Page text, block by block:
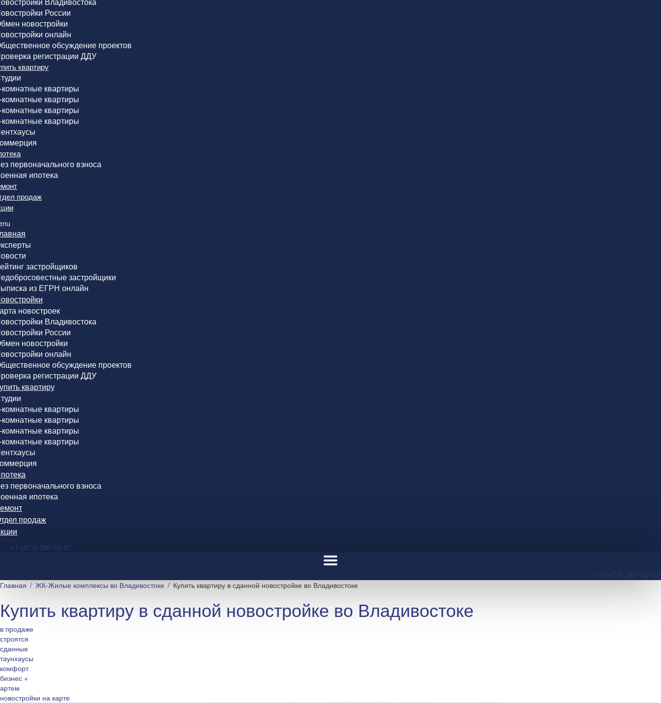
Владивостока
России
новостройки
онлайн
обсуждение проектов
регистрации ДДУ
квартиру
комнатные квартиры
комнатные квартиры
комнатные квартиры
комнатные квартиры
первоначального взноса
ипотека
продаж
застройщиков
застройщики
из ЕГРН онлайн
новостроек
Владивостока
России
новостройки
онлайн
обсуждение проектов
регистрации ДДУ
квартиру
комнатные квартиры
комнатные квартиры
комнатные квартиры
комнатные квартиры
первоначального взноса
ипотека
продаж
+7 (423) 280-02-07
+7 (423) 280-02-07
Главная ЖК-Жилые комплексы во Владивостоке Купить квартиру в сданной новостройке во Владивостоке
Купить квартиру в сданной новостройке во Владивостоке
в продаже
строятся
сданные
таунхаусы
комфорт
бизнес +
артем
новостройки на карте